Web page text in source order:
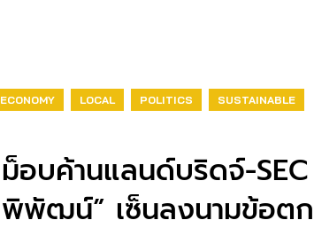
ECONOMY LOCAL POLITICS SUSTAINABLE
ม็อบค้านแลนด์บริดจ์-
พิพัฒน์” เซ็นลงนามข้อต